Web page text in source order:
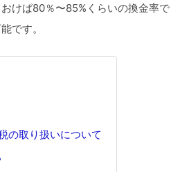
けば80％〜85%くらいの換金率で
です。
の取り扱いについて